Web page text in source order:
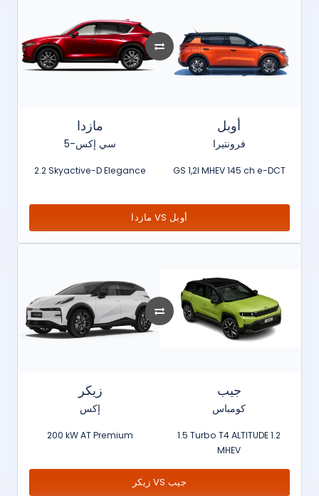
مازدا
سي إكس-5
2.2 Skyactive-D Elegance
أوبل
فرونتيرا
GS 1,2l MHEV 145 ch e-DCT
مازدا VS أوبل
زيكر
إكس
200 kW AT Premium
جيب
كومباس
1.5 Turbo T4 ALTITUDE 1.2
MHEV
زيكر VS جيب